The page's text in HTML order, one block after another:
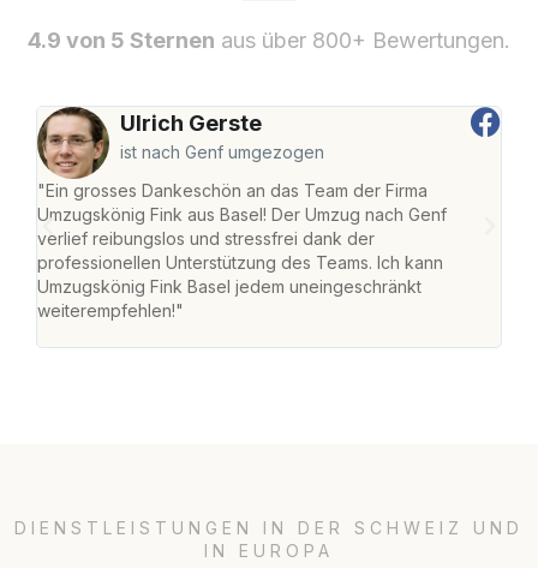
4.9 von 5 Sternen aus über 800+ Bewertungen.
Ulrich Gerste
ist nach Genf umgezogen
"Ein grosses Dankeschön an das Team der Firma
Umzugskönig Fink aus Basel! Der Umzug nach Genf
verlief reibungslos und stressfrei dank der
professionellen Unterstützung des Teams. Ich kann
Umzugskönig Fink Basel jedem uneingeschränkt
weiterempfehlen!"
DIENSTLEISTUNGEN IN DER SCHWEIZ UND
IN EUROPA